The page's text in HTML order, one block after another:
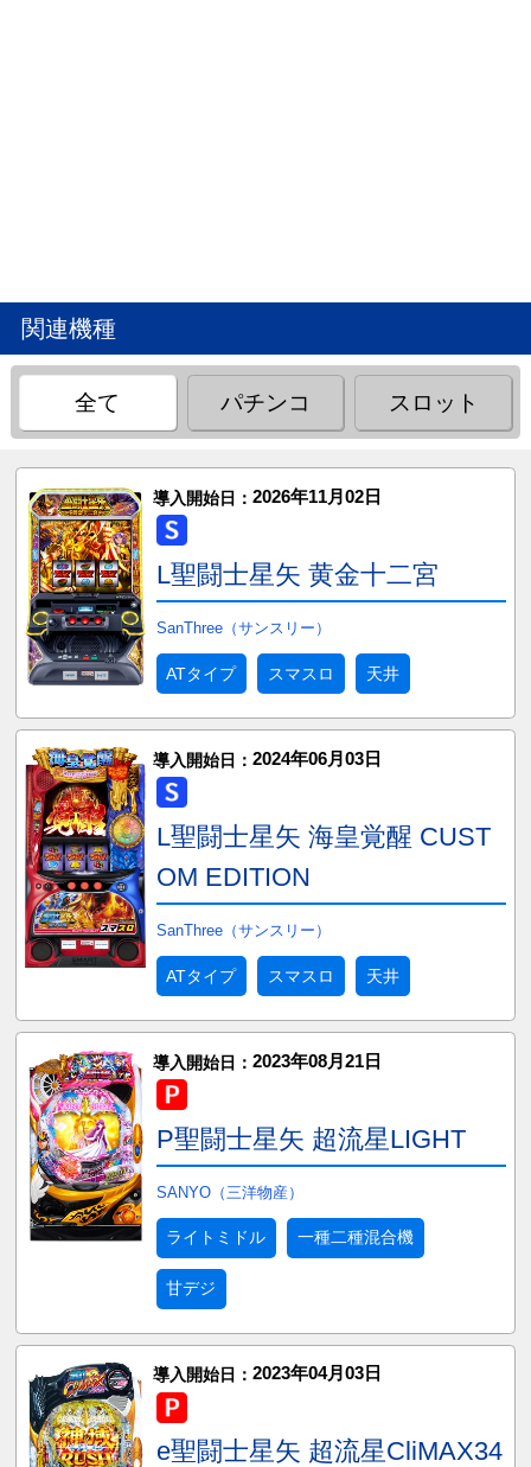
関連機種
全て パチンコ スロット
導入開始日： 2026年11月02日
L聖闘士星矢 黄金十二宮
SanThree（サンスリー）
ATタイプ スマスロ 天井
導入開始日： 2024年06月03日
L聖闘士星矢 海皇覚醒 CUST
OM EDITION
SanThree（サンスリー）
ATタイプ スマスロ 天井
導入開始日： 2023年08月21日
P聖闘士星矢 超流星LIGHT
SANYO（三洋物産）
ライトミドル 一種二種混合機
甘デジ
導入開始日： 2023年04月03日
e聖闘士星矢 超流星CliMAX34